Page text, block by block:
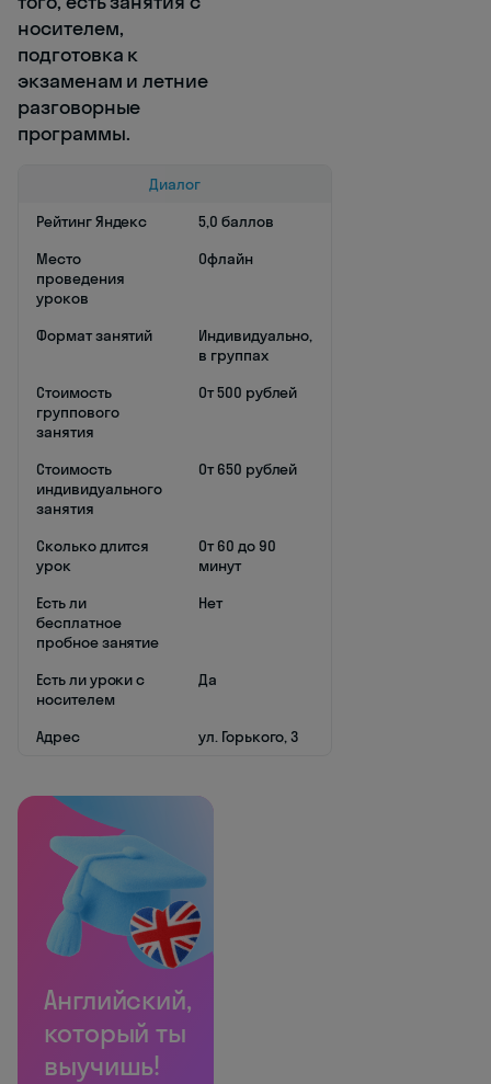
носителем,
подготовка к
экзаменам и летние
разговорные
программы.
Диалог
Рейтинг Яндекс
5,0 баллов
Место
проведения
уроков
Офлайн
Формат занятий
Индивидуально,
в группах
Стоимость
группового
занятия
От 500 рублей
Стоимость
индивидуального
занятия
От 650 рублей
Сколько длится
урок
От 60 до 90
минут
Есть ли
бесплатное
пробное занятие
Нет
Есть ли уроки с
носителем
Да
Адрес ул. Горького, 3
Английский,
который ты
выучишь!